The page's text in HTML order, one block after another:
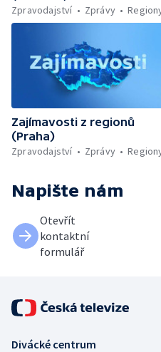
Zpravodajství
Zprávy
Zajímavosti z regionů
(Praha)
Zpravodajství
Zprávy
Napište nám
Otevřít
kontaktní
formulář
Divácké centrum